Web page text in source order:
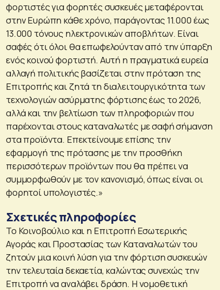
φορτιστές για φορητές συσκευές μεταφέρονται
στην Ευρώπη κάθε χρόνο, παράγοντας 11.000 έως
13.000 τόνους ηλεκτρονικών αποβλήτων. Είναι
σαφές ότι όλοι θα επωφελούνταν από την ύπαρξη
ενός κοινού φορτιστή. Αυτή η πραγματικά ευρεία
αλλαγή πολιτικής βασίζεται στην πρόταση της
Επιτροπής και ζητά τη διαλειτουργικότητα των
τεχνολογιών ασύρματης φόρτισης έως το 2026,
αλλά και την βελτίωση των πληροφοριών που
παρέχονται στους καταναλωτές με σαφή σήμανση
στα προϊόντα. Επεκτείνουμε επίσης την
εφαρμογή της πρότασης με την προσθήκη
περισσότερων προϊόντων που θα πρέπει να
συμμορφωθούν με τον κανονισμό, όπως είναι οι
φορητοί υπολογιστές.»
Σχετικές πληροφορίες
Το Κοινοβούλιο και η Επιτροπή Εσωτερικής
Αγοράς και Προστασίας των Καταναλωτών του
ζητούν μια κοινή λύση για την φόρτιση συσκευών
την τελευταία δεκαετία, καλώντας συνεχώς την
Επιτροπή να αναλάβει δράση. Η νομοθετική